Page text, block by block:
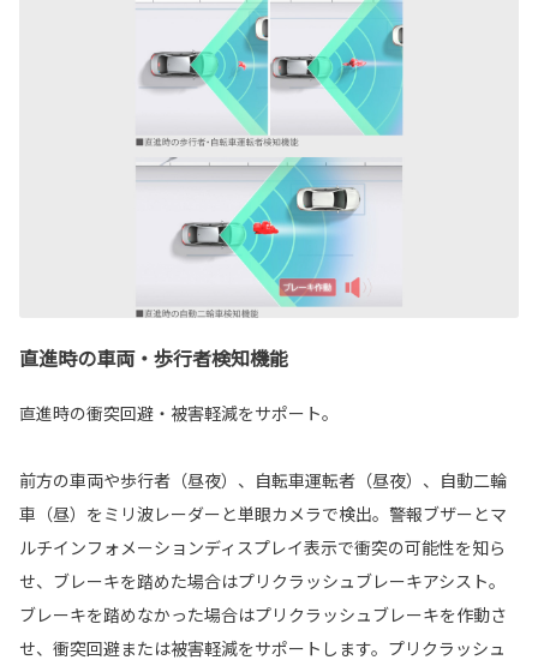
直進時の車両・歩行者検知機能
直進時の衝突回避・被害軽減をサポート。
前方の車両や歩行者（昼夜）、自転車運転者（昼夜）、自動二輪
車（昼）をミリ波レーダーと単眼カメラで検出。警報ブザーとマ
ルチインフォメーションディスプレイ表示で衝突の可能性を知ら
せ、ブレーキを踏めた場合はプリクラッシュブレーキアシスト。
ブレーキを踏めなかった場合はプリクラッシュブレーキを作動さ
せ、衝突回避または被害軽減をサポートします。プリクラッシュ